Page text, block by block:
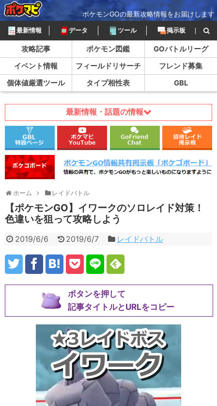
ポケモンGOの最新攻略情報をお届けします
最新情報 データ ツール 掲示板
攻略記事 ポケモン図鑑
GOバトルリーグ
イベント情報
フィールドリサーチ
フレンド募集
個体値厳選ツール
タイプ相性表 GBL
最新情報・話題の情報
ホーム レイドバトル
【ポケモンGO】イワークのソロレイド対策！
色違いを狙って攻略しよう
2019/6/6 2019/6/7 レイドバトル
ボタンを押して
記事タイトルとURLをコピー